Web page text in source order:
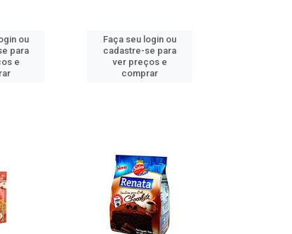
ou
para
e
Faça seu login ou
cadastre-se para
ver preços e
comprar